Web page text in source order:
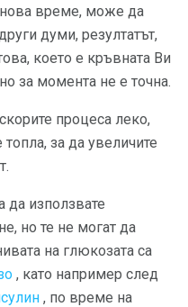
време, може да
думи, резултатът,
което е кръвната Ви
за момента не е точна.
процеса леко,
топла, за да увеличите
да използвате
но те не могат да
на глюкозата са
, като например след
, по време на